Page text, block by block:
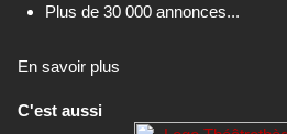
Plus de 30 000 annonces...
En savoir plus
C'est aussi